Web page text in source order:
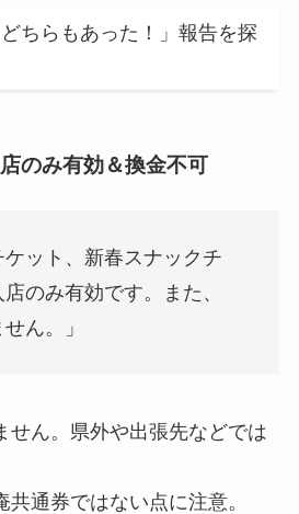
ちらもあった！」報告を探
のみ有効＆換金不可
ケット、新春スナックチ
のみ有効です。また、
ん。」
ん。県外や出張先などでは
通券ではない点に注意。